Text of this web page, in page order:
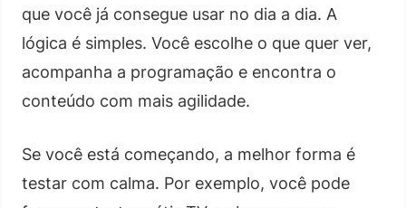
que você já consegue usar no dia a dia. A
lógica é simples. Você escolhe o que quer ver,
acompanha a programação e encontra o
conteúdo com mais agilidade.
Se você está começando, a melhor forma é
testar com calma. Por exemplo, você pode